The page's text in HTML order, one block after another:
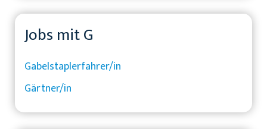
Jobs mit G
Gabelstaplerfahrer/in
Gärtner/in